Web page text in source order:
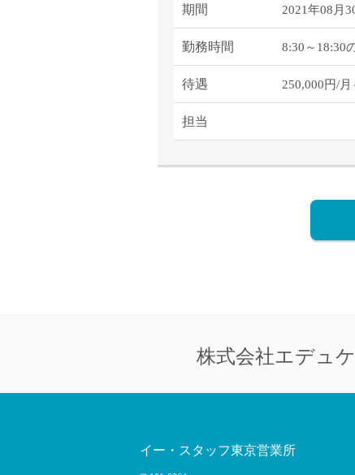
営業職
こども支援スタ
期間 2021年08月
勤務時間 8:30～18:30
待遇 250,000円/月
担当
株式会社エデュ
イー・スタッフ東京営業所